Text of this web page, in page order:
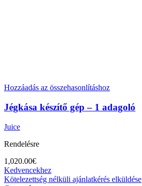
Hozzáadás az összehasonlításhoz
Jégkása készítő gép – 1 adagoló
Juice
Rendelésre
1,020.00€
Kedvencekhez
Kötelezettség nélküli ajánlatkérés elküldése